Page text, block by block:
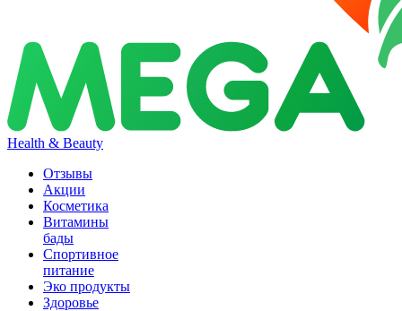
Health & Beauty
Отзывы
Акции
Косметика
Витамины
бады
Спортивное
питание
Эко продукты
Здоровье